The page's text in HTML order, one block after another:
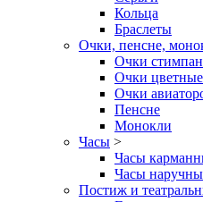
Кольца
Браслеты
Очки, пенсне,
Очки
Очки
Очки
Пенсне
Монокли
Часы >
Часы
Часы
Постиж и